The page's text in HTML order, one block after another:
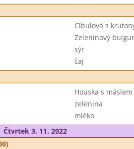
Cibulová s
Zeleninový bulgur
sýr
čaj
Houska s máslem
zelenina
mléko
Čtvrtek 3. 11. 2022